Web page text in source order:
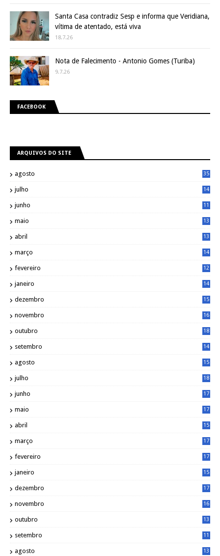
Santa Casa contradiz Sesp e informa que Veridiana,
vítima de atentado, está viva
18.7.26
Nota de Falecimento - Antonio Gomes (Turiba)
9.7.26
FACEBOOK
ARQUIVOS DO SITE
agosto 35
julho
14
junho
11
maio
13
abril
13
março
14
fevereiro
12
janeiro
14
dezembro
15
novembro
16
outubro
18
setembro
14
agosto
15
julho
18
junho
17
maio
17
abril
15
março
17
fevereiro
17
janeiro
15
dezembro
17
novembro
16
outubro
13
setembro
11
agosto
13